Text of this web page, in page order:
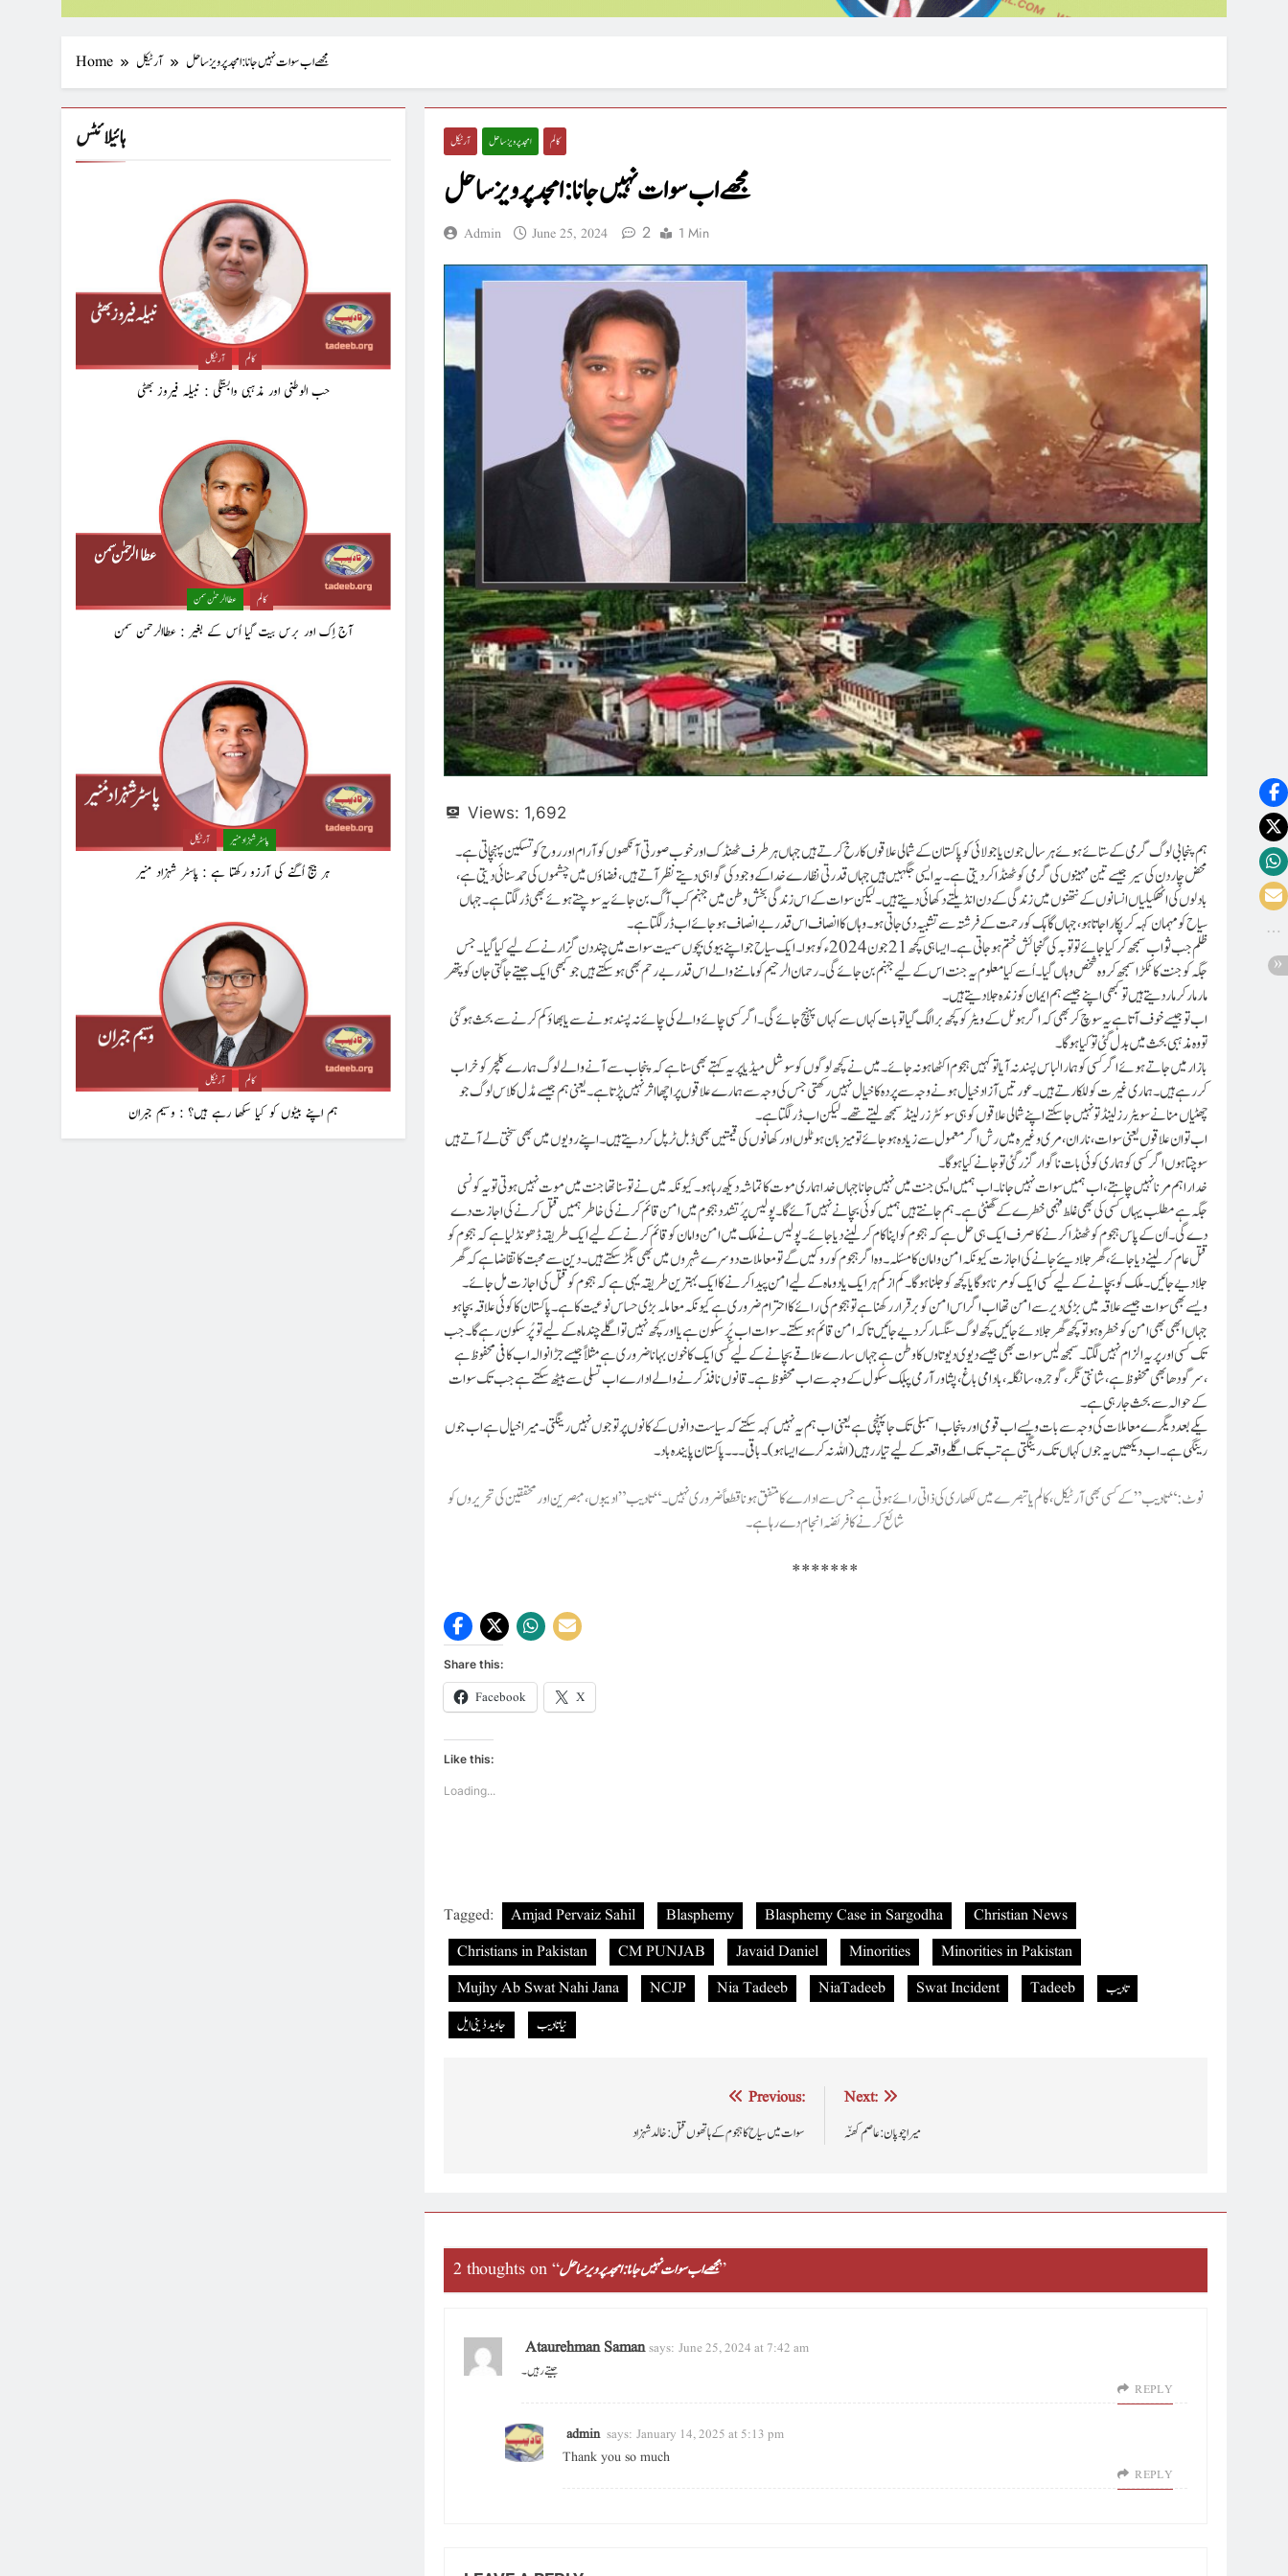
Home آرٹیکل مجھے اب سوات نہیں جانا : امجد پرویزساحل
ہائیلائٹس
آرٹیکل کالم
حب الوطنی اور مذہبی وابستگی : نبیلہ فیروز بھٹی
عطا الرحمٰن سمن کالم
آج اِک اور برس بیت گیا اُس کے بغیر : عطاالرحمن سمن
آرٹیکل پاسٹر شہزاد منیر
ہر بیج اُگنے کی آرزو رکھتا ہے : پاسٹر شہزاد منیر
آرٹیکل کالم
ہم اپنے بیٹوں کو کیا سکھا رہے ہیں؟ : وسیم جبران
آرٹیکل امجد پرویز ساحل کالم
مجھے اب سوات نہیں جانا : امجد پرویزساحل
Admin June 25, 2024 2 1 Min
Views: 1,692
ہم پنجابی لوگ گرمی کے ستائے ہوئے ہرسال جون یا جولائی کو پاکستان کے شمالی علاقوں کا رخ کرتے ہیں جہاں ہر طرف ٹھنڈک اور خوب صورتی آنکھوں کو آرام اور روح کو تسکین پہنچاتی ہے ۔
محض چار دن کی سیر جیسے تین مہینوں کی گرمی کو ٹھنڈا کردیتی ہے۔ یہ ایسی جگہیں ہیں جہاں قدرتی نظارے خدا کے وجود کی گواہی دیتے نظر آتے ہیں ،فضاؤں میں چشموں کی حمد سنائی دیتی ہے،
بادلوں کی اٹھکیلیاں انسانوں کے نتھنوں میں زندگی کے دن انڈیلتے دکھائی دیتے ہیں۔ لیکن سوات کے اس زندگی بخش وطن میں جہنم کب آ گ بن جائے یہ سوچتے ہوئے بھی ڈر لگتا ہے ۔ جہاں
سیاح کو مہمان کہہ کر پکارا جاتا ہو ، جہاں گاہک کو رحمت کے فرشتہ سے تشبیہ دی جاتی ہو۔ وہاں کا انصاف اس قدر بے انصاف ہوجائے اب ڈرلگتا ہے ۔
ظلم جب ثواب سمجھ کر کیا جائے تو توبہ کی گنجائش ختم ہوجاتی ہے۔ ایسا ہی کچھ 21 جون2024ء کو ہوا۔ ایک سیاح جو اپنے بیوی بچوں سمیت سوات میں چند دن گزارنے کے لیے کیا گیا۔ جس
جگہ کو جنت کا ٹکڑا سمجھ کر وہ شخص وہاں گیا۔ اُسے کیا معلوم یہ جنت اس کے لیے جہنم بن جائے گی ۔ رحمان الرحیم کو ماننے والے اس قدر بے رحم بھی ہوسکتے ہیں جو کبھی ایک جیتے جاگتی جان کو پتھر
مار مار کر ماردیتے ہیں تو کبھی اپنے جیسے ہم ایمان کو زندہ جلا دیتے ہیں ۔
اب تو جیسے خوف آتا ہے یہ سوچ کر بھی کہ اگر ہوٹل کے ویٹر کو کچھ برا لگ گیا تو بات کہاں سے کہاں پہنچ جائے گی۔ اگر کسی چائے والے کی چائے نہ پسند ہونے سے یا بھاؤ کم کرنے سے بحث ہوگئی
تو وہ مذہبی بحث میں بدل گئی تو کیا ہوگا۔
بازار میں جاتے ہوئے اگر کسی کو ہمارا لباس پسند نہ آیا تو کہیں ہجوم ا کٹھا ہونہ جائے۔ میں نے کچھ لوگوں کو سوشل میڈیا پر یہ کہتے بھی سنا ہے کہ پنجاب سے آنے والے لوگ ہمارے کلچر کو خراب
کر رہے ہیں۔ہماری غیرت کو للکارتے ہیں ۔ عورتیں آزاد خیال ہونے وجہ سے پردہ کا خیال نہیں رکھتی جس کی وجہ سے ہمارے علاقوں پر اچھا اثر نہیں پڑتا ہے۔ یعنی ہم جیسے مڈل کلاس لوگ جو
چھٹیاں منانے سویٹررز لینڈ تو نہیں جا سکتے اپنے شمالی علاقوں کو ہی سوئٹرزرلینڈ سمجھ لیتے تھے۔ لیکن اب ڈر لگتا ہے۔
اب تو ان علاقوں یعنی سوات ، ناران ،مری وغیرہ میں رش اگر معمول سے زیادہ ہوجائے تو میزبان ہوٹلوں اور کھانوں کی قیمتیں بھی ڈبل ٹرپل کر دیتے ہیں۔ اپنے رویوں میں بھی سختی لے آتے ہیں
سوچتا ہوں اگر کسی کو ہماری کوئی بات ناگوار گزر گئی تو جانے کیا ہوگا۔
خدارا ہم مرنا نہیں چاہتے ،اب ہمیں سوات نہیں جانا ۔ اب ہمیں ایسی جنت میں نہیں جانا جہاں خدا ہماری موت کا تماشہ دیکھ رہا ہو۔ کیونکہ میں نے تو سنا تھا جنت میں موت نہیں ہوتی تو یہ کونسی
جگہ ہے مطلب یہاں کسی کی بھی غلط فہمی خطرے کے گھنٹی ہے۔ ہم جانتے ہیں ہمیں کوئی بچانے نہیں آئے گا۔ پولیس پرُتشدد ہجوم میں امن قائم کرنے کی خاطر ہمیں قتل کرنے کی اجازت دے
دے گی۔ اُن کے پاس ہجوم کو ٹھنڈا کرنے کا صرف ایک ہی حل ہے کہ ہجوم کو اپنا کام کرلینے دیا جائے۔ پولیس نے ملک میں امن و امان کو قائم کرنے کے لیے ایک طریقہ ڈھونڈ لیا ہے کہ ہجوم کو
قتل عام کر لینے دیاجائے ، گھر جلا دیئے جانے کی اجازت کیونکہ امن و امان کا مسئلہ۔ وہ اگر ہجوم کو روکیں گے تو معاملات دوسرے شہروں میں بھی بگڑسکتے ہیں۔ دین سے محبت کا تقاضا ہے کہ گھر
جلا دیے جائیں۔ ملک کو بچانے کے لیے کسی ایک کو مرنا ہوگا یا کچھ کو جلنا ہوگا۔ کم از کم ہر ایک یا دو ماہ کے لیے امن پیدا کرنے کا ایک بہترین طریقہ یہی ہے کہ ہجوم کو قتل کی اجازت مل جائے۔
ویسے بھی سوات جیسے علاقہ میں بڑی دیر سے امن تھا اب اگر اس امن کو برقرار رکھنا ہے تو ہجوم کی رائے کا احترام ضروری ہے کیونکہ معاملہ بڑی حساس نوعیت کا ہے۔ پاکستان کا کوئی علاقہ بچاہو
جہاں ابھی بھی امن کو خطرہ ہو تو کچھ گھر جلا دئے جائیں کچھ لوگ سنگسار کر دیے جائیں تاکہ امن قائم ہو سکتے ۔ سوات اب پُرسکون ہے یا اور کچھ نہیں تو اگلے چند ماہ کے لیے تو پُرسکون رہے گا۔جب
تک کسی اور پر یہ الزام نہیں لگتا ۔ سمجھ لیں سوات بھی جیسے دیو ی دیوتاوں کا وطن ہے جہاں سارے علاقے بچانے کے لیے کسی ایک کا خون بہانا ضروری ہے مثلاً جیسے جڑانوالہ اب کافی محفوظ ہے
،سرگودھا بھی محفوظ ہے ، شانتی نگر،گوجرہ ،سانگلہ ،بادامی باغ ،پشاور آرمی پبلک سکول کے وجہ سے اب محفوظ ہے ۔قانوں نافذکرنے والے ادارے اب تسلی سے بیٹھ سکتے ہےجب تک سوات
کے حوالہ سے بحث جارہی ہے ۔
یکے بعد دیگرے معاملات کی وجہ سے بات ویسے اب قومی اور پنجاب اسمبلی تک جا پہنچی ہے یعنی اب ہم یہ نہیں کہہ سکتے کہ سیاست دانوں کے کانوں پر تو جوں نہیں رینگتی ۔ میرا خیال ہے اب جوں
رینگی ہے ۔اب دیکھیں یہ جوں کہاں تک رینگتی ہے تب تک اگلے واقعہ کے لیے تیار رہیں ( اللہ نہ کرے ایسا ہو) ۔باقی ۔۔۔ پاکستان پایندہ باد۔
نوٹ: “تادیب”کے کسی بھی آرٹیکل، کالم یا تبصرے میں لکھاری کی ذاتی رائے ہوتی ہے جس سے ادارے کا متفق ہونا قطعاً ضروری نہیں۔ “تادیب” ادیبوں، مبصرین اور محققین کی تحریروں کو
شائع کرنے کا فریضہ انجام دے رہا ہے۔
*******
Share this:
Facebook X
Like this:
Loading...
Tagged: Amjad Pervaiz Sahil Blasphemy Blasphemy Case in Sargodha
Christian News
Christians in Pakistan
CM PUNJAB Javaid Daniel Minorities
Minorities in Pakistan
Mujhy Ab Swat Nahi Jana
NCJP Nia Tadeeb NiaTadeeb Swat Incident Tadeeb
تادیب
جاوید ڈینی ایل
نیاتادیب
Previous:
سوات میں سیاح کا ہجوم کے ہاتھوں قتل : خالد شہزاد
Next:
میرا چوپان : عاصم کھنّہ
2 thoughts on “مجھے اب سوات نہیں جانا : امجد پرویزساحل”
Ataurehman Saman says: June 25, 2024 at 7:42 am
جیتے رہیں ۔
REPLY
admin says: January 14, 2025 at 5:13 pm
Thank you so much
REPLY